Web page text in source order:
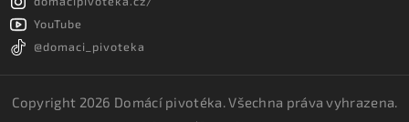
YouTube
@domaci_pivoteka
Copyright 2026 Domácí pivotéka. Všechna práva vyhrazena.